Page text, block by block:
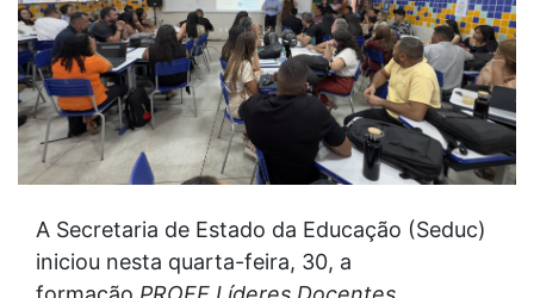
A Secretaria de Estado da Educação (Seduc)
iniciou nesta quarta-feira, 30, a